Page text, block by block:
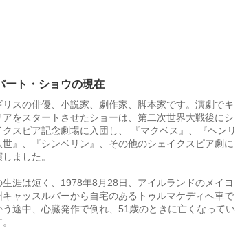
ート・ショウの現在
リスの俳優、小説家、劇作家、脚本家です。演劇でキ
アをスタートさせたショーは、第二次世界大戦後にシ
クスピア記念劇場に入団し、 『マクベス』、『ヘンリ
世』、『シンベリン』、その他のシェイクスピア劇に
ました。
生涯は短く、1978年8月28日、アイルランドのメイヨ
キャッスルバーから自宅のあるトゥルマケディへ車で
う途中、心臓発作で倒れ、51歳のときに亡くなってい